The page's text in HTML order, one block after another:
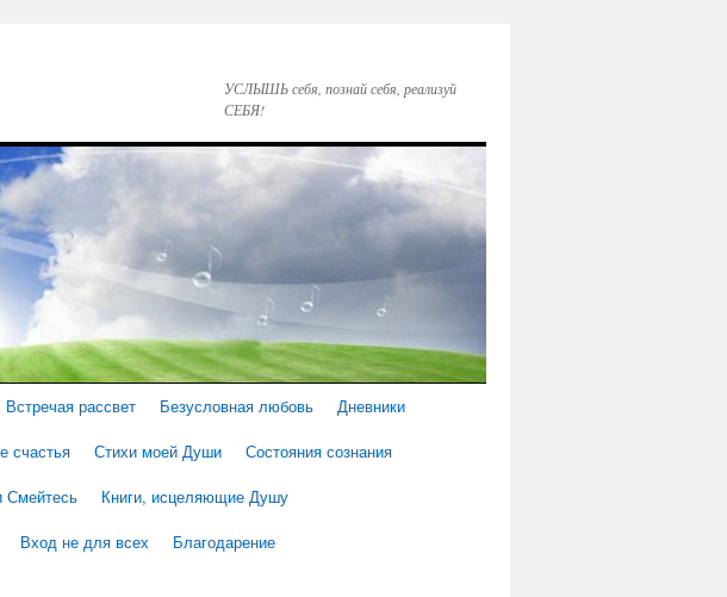
УСЛЫШЬ себя, познай себя, реализуй
СЕБЯ!
Встречая рассвет Безусловная любовь
Дневники
счастья Стихи моей Души
Состояния сознания
Смейтесь
Книги, исцеляющие Душу
Вход не для всех Благодарение